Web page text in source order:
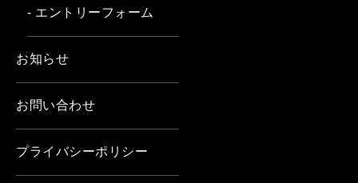
- エントリーフォーム
お知らせ
お問い合わせ
プライバシーポリシー